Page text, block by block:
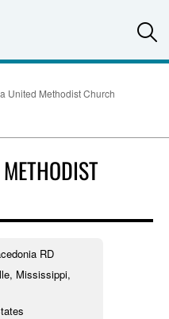
United Methodist Church
RD
Mississippi,